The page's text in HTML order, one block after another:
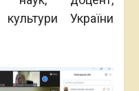
України